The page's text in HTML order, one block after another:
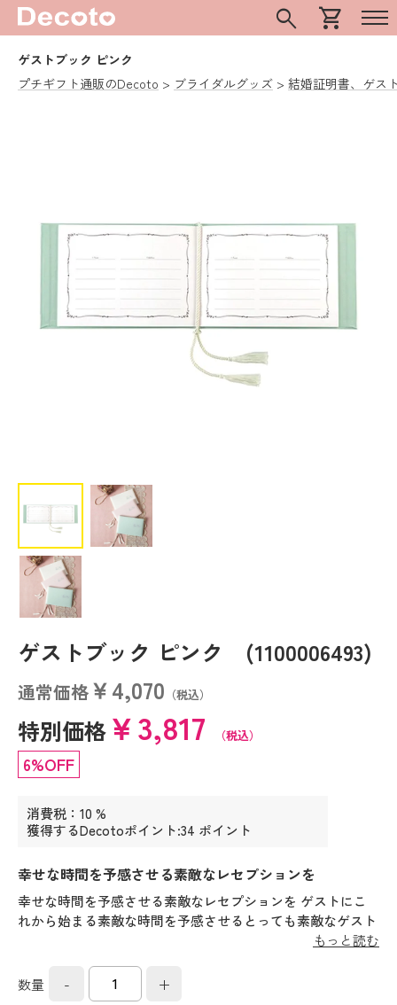
search shopping_cart
ゲストブック ピンク
プチギフト通販のDecoto
ブライダルグッズ 結婚証明書、ゲス
ゲストブック ピンク (1100006493)
通常価格￥4,070 （税込）
特別価格￥3,817 （税込）
6%OFF
消費税：10 %
獲得するDecotoポイント:34 ポイント
幸せな時間を予感させる素敵なレセプションを
幸せな時間を予感させる素敵なレセプションを ゲストにこ
れから始まる素敵な時間を予感させるとっても素敵なゲスト
ブック。キュートなアイテムで素敵なレセプションを演出し
もっと読む
数量 - +